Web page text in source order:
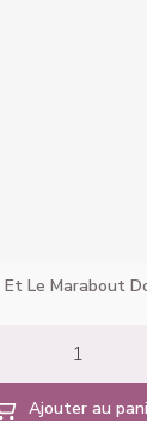
Et Le Marabout
Ajouter au